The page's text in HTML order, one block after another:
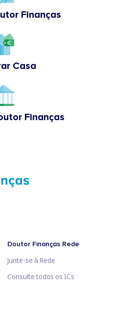
Finanças
Casa
Finanças
Doutor Finanças Rede
Junte-se à Rede
Consulte todos os ICs